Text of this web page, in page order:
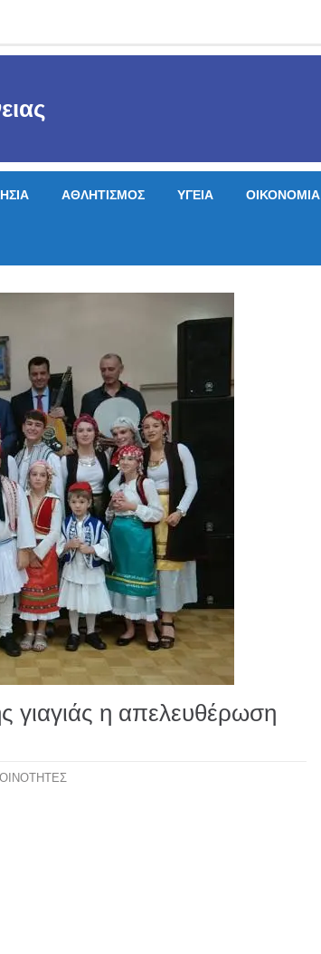
ΑΘΛΗΤΙΣΜΟΣ ΥΓΕΙΑ ΟΙΚΟΝΟΜΙΑ
γιαγιάς η απελευθέρωση